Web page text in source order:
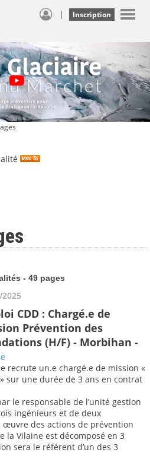
| Inscription
- 49 pages
CDD : Chargé.e de
Prévention des
(H/F) - Morbihan -
recrute un.e chargé.e de mission «
sur une durée de 3 ans en contrat
le responsable de l’unité gestion
ingénieurs et de deux
œuvre des actions de prévention
la Vilaine est décomposé en 3
sera le référent d’un des 3